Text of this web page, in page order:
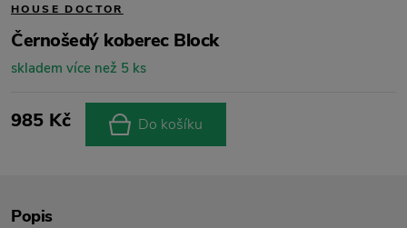
HOUSE DOCTOR
Černošedý koberec Block
skladem více než 5 ks
985 Kč Do košíku
Popis